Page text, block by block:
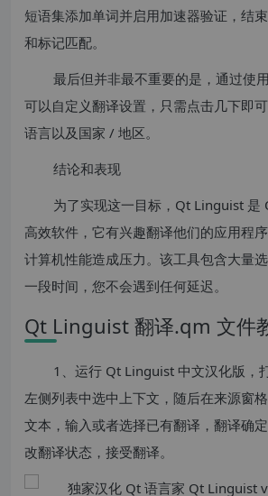
短语集添加单词并启用加速器验证，结
和标记匹配。
最后但并非最不重要的是，通过使
可以自定义翻译设置，只需点击几下即
语言以及国家 / 地区。
结论和表现
为了实现这一目标，Qt Linguist 是
高效软件，它有兴趣翻译他们的应用程
计算机性能造成压力。该工具包含大量
一段时间，您不会遇到任何延迟。
Qt Linguist 翻译.qm 文件
1、运行 Qt Linguist 中文汉化版，
左侧列表中选中上下文，随后在来源窗
文本，输入或者选择已有翻译，翻译确
改翻译状态，接受翻译。